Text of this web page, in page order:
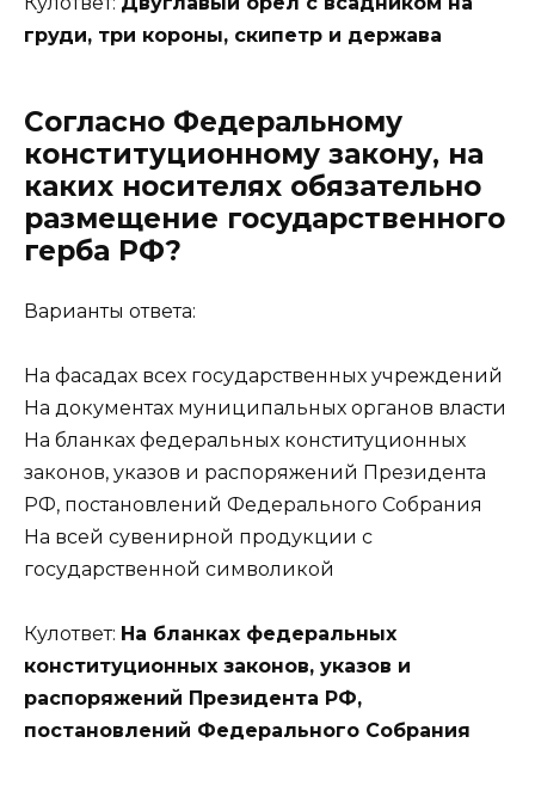
груди, три короны, скипетр и держава
Согласно Федеральному
конституционному закону, на
каких носителях обязательно
размещение государственного
герба РФ?
Варианты ответа:
На фасадах всех государственных учреждений
На документах муниципальных органов власти
На бланках федеральных конституционных
законов, указов и распоряжений Президента
РФ, постановлений Федерального Собрания
На всей сувенирной продукции с
государственной символикой
Кулответ: На бланках федеральных
конституционных законов, указов и
распоряжений Президента РФ,
постановлений Федерального Собрания